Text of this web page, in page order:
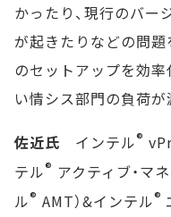
かったり、現行のバー
が起きたりなどの問題
のセットアップを効
い情シス部門の負荷が
佐近氏 インテル®
テル® アクティブ・マ
ル® AMT）&インテル®